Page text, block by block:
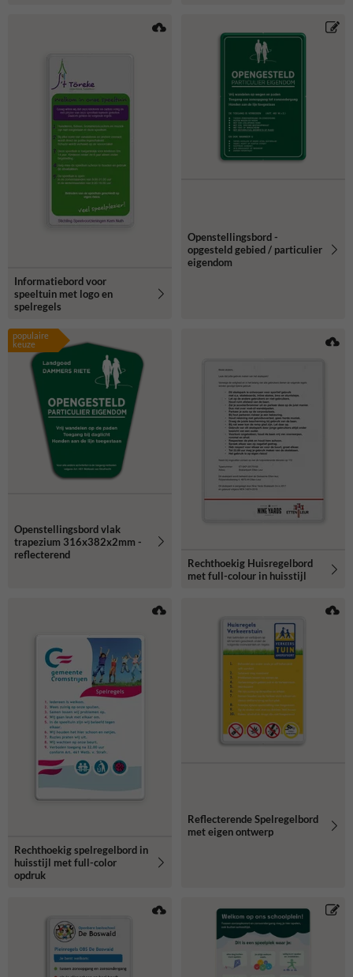
Informatiebord voor
speeltuin met logo en
spelregels
Openstellingsbord -
opgesteld gebied / particulier
eigendom
populaire
keuze
Openstellingsbord vlak
trapezium 316x382x2mm -
reflecterend
Rechthoekig Huisregelbord
met full-colour in huisstijl
Rechthoekig spelregelbord in
huisstijl met full-color
opdruk
Reflecterende Spelregelbord
met eigen ontwerp